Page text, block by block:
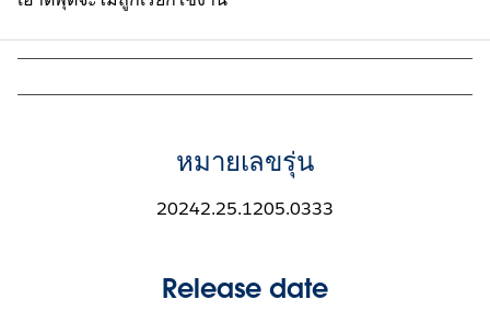
หมายเลขรุ่น
20242.25.1205.0333
Release date